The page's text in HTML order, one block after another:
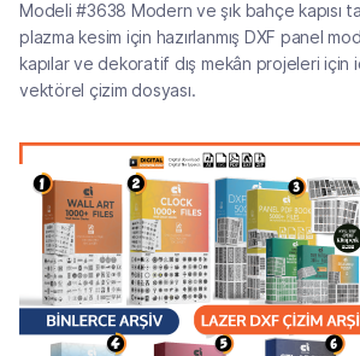
Modeli #3638 Modern ve şık bahçe kapısı
plazma kesim için hazırlanmış DXF panel
kapılar ve dekoratif dış mekân projeleri için
vektörel çizim dosyası.